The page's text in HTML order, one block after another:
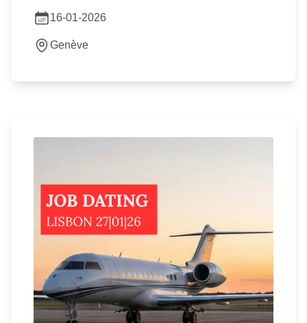
16-01-2026
Genève